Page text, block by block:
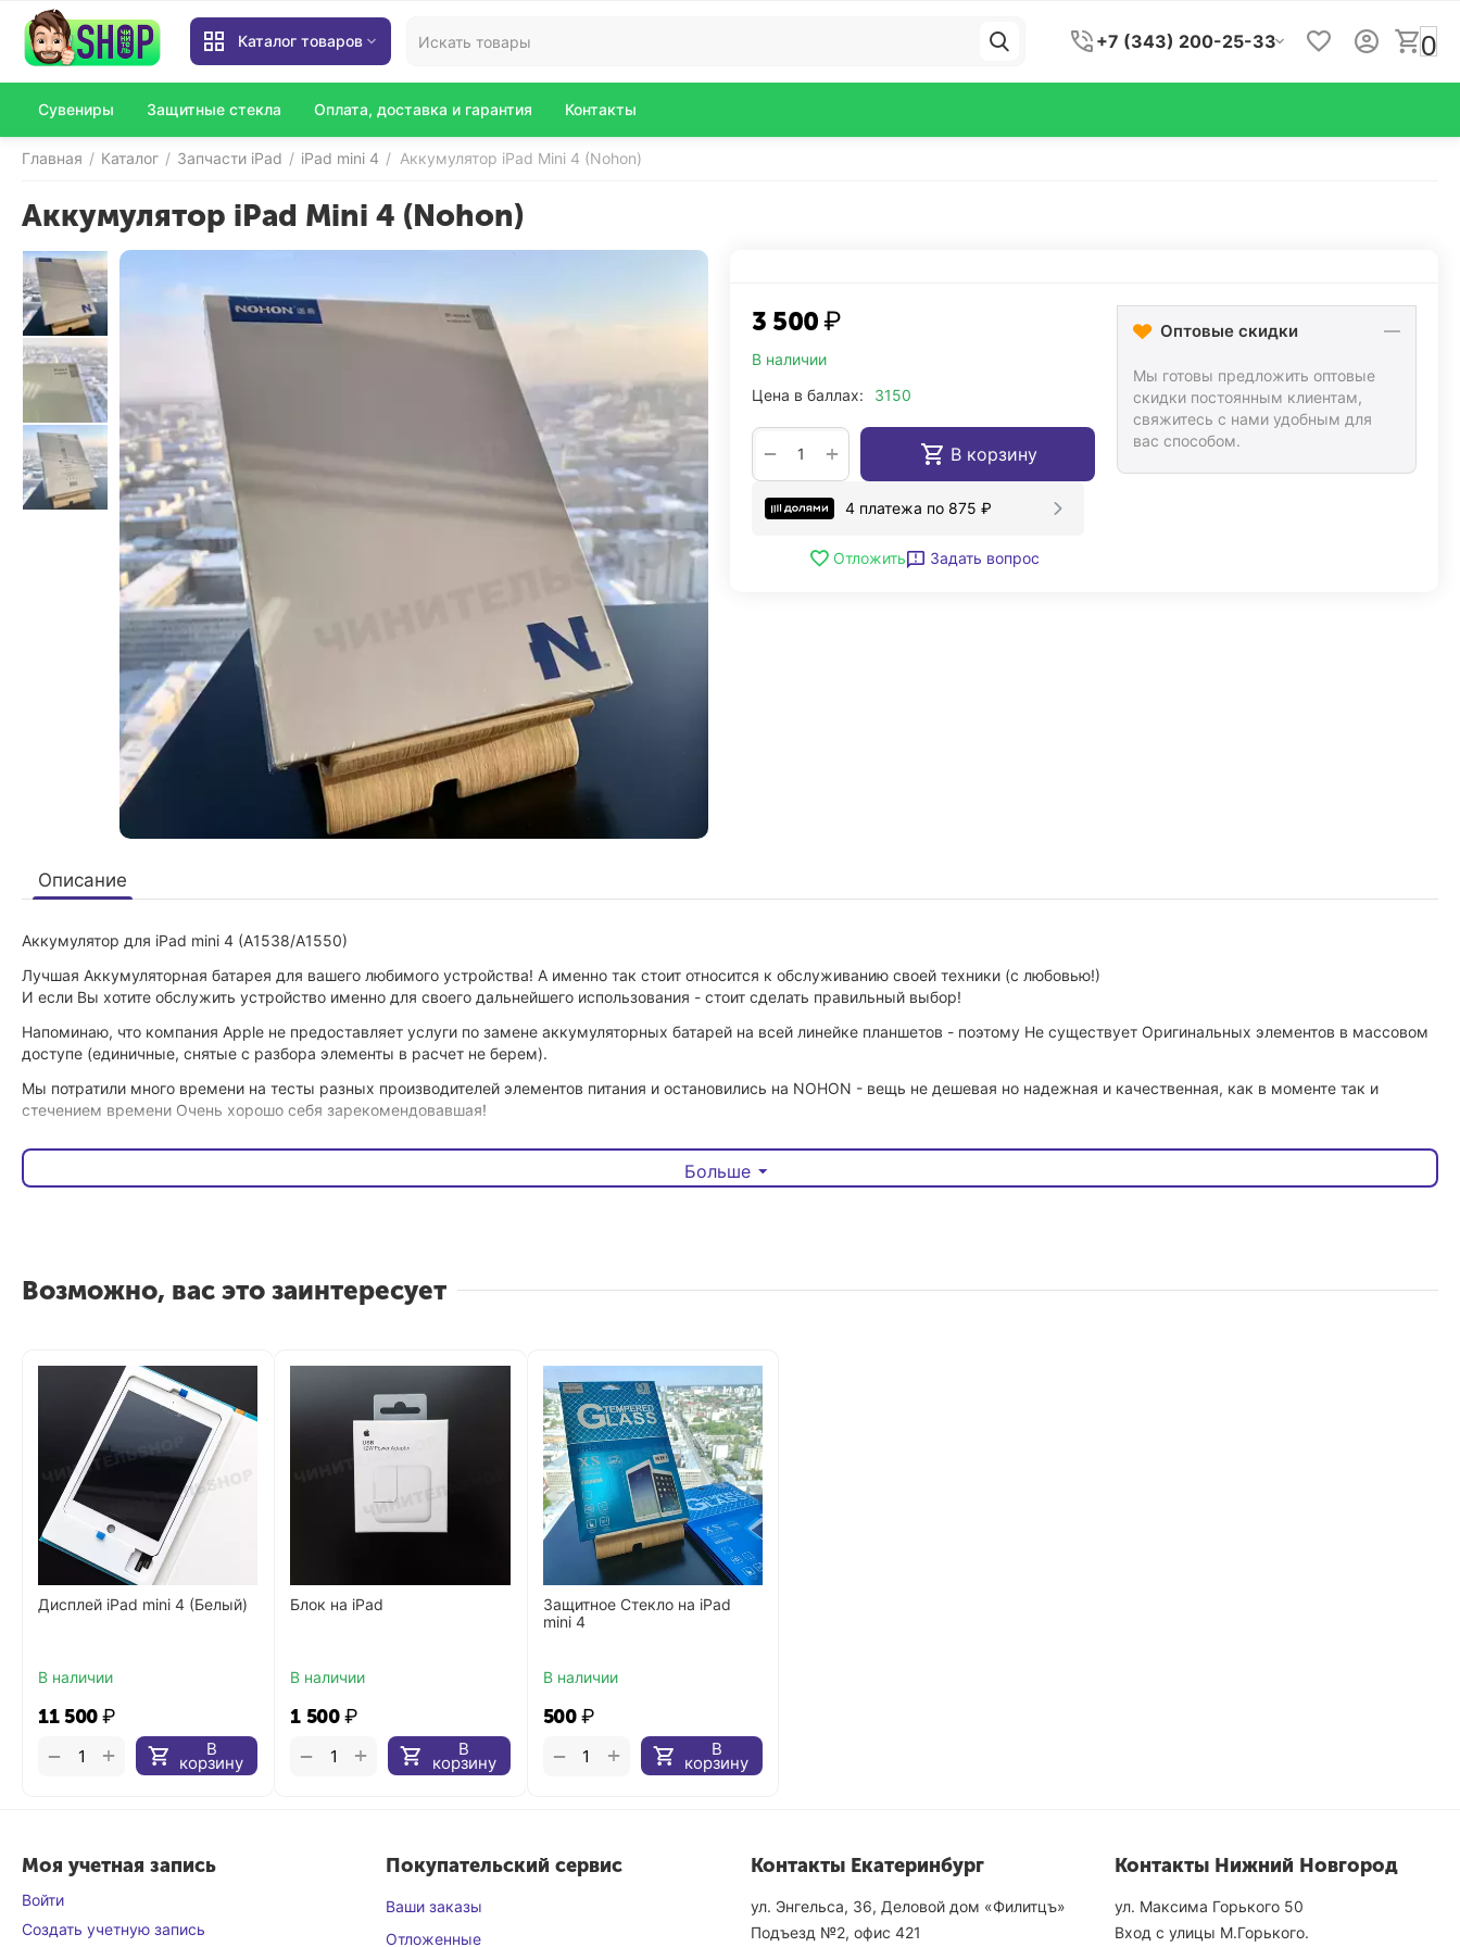
Каталог товаров +7 (343) 200-25-33 0
Сувениры Защитные стекла Оплата, доставка и гарантия Контакты
Главная / Каталог / Запчасти iPad / iPad mini 4 / Аккумулятор iPad Mini 4 (Nohon)
Аккумулятор iPad Mini 4 (Nohon)
3 500₽
В наличии
Цена в баллах:
3150
+
− В корзину
4 платежа по 875 ₽
Отложить Задать вопрос
Оптовые скидки
Мы готовы предложить оптовые
скидки постоянным клиентам,
свяжитесь с нами удобным для
вас способом.
Описание
Аккумулятор для iPad mini 4 (A1538/A1550)
Лучшая Аккумуляторная батарея для вашего любимого устройства! А именно так стоит относится к обслуживанию своей техники (с любовью!)
И если Вы хотите обслужить устройство именно для своего дальнейшего использования - стоит сделать правильный выбор!
Напоминаю, что компания Apple не предоставляет услуги по замене аккумуляторных батарей на всей линейке планшетов - поэтому Не существует Оригинальных элементов в массовом
доступе (единичные, снятые с разбора элементы в расчет не берем).
Мы потратили много времени на тесты разных производителей элементов питания и остановились на NOHON - вещь не дешевая но надежная и качественная, как в моменте так и
стечением времени Очень хорошо себя зарекомендовавшая!
В комплекте присутствуют Тулсы для самостоятельного разбора устройства (Но лучше обратиться к профессионалам!).
Плюс, ко всему прочему, наша цена является такой же как и в Официальном магазине Производителя.
Больше
Возможно, вас это заинтересует
Дисплей iPad mini 4 (Белый)
В наличии
11 500₽
В
корзину
+
−
Блок на iPad
В наличии
1 500₽
В
корзину
+
−
Защитное Стекло на iPad
mini 4
В наличии
‍500‍₽
В
корзину
+
−
Моя учетная запись
Войти
Создать учетную запись
Покупательский сервис
Ваши заказы
Отложенные
Контакты Екатеринбург
ул. Энгельса, 36, Деловой дом «Филитцъ»
Подъезд №2, офис 421
Контакты Нижний Новгород
ул. Максима Горького 50
Вход с улицы М.Горького.